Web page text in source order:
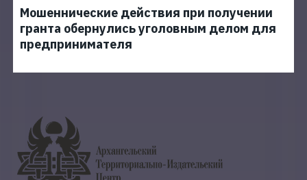
Мошеннические действия при получении
гранта обернулись уголовным делом для
предпринимателя